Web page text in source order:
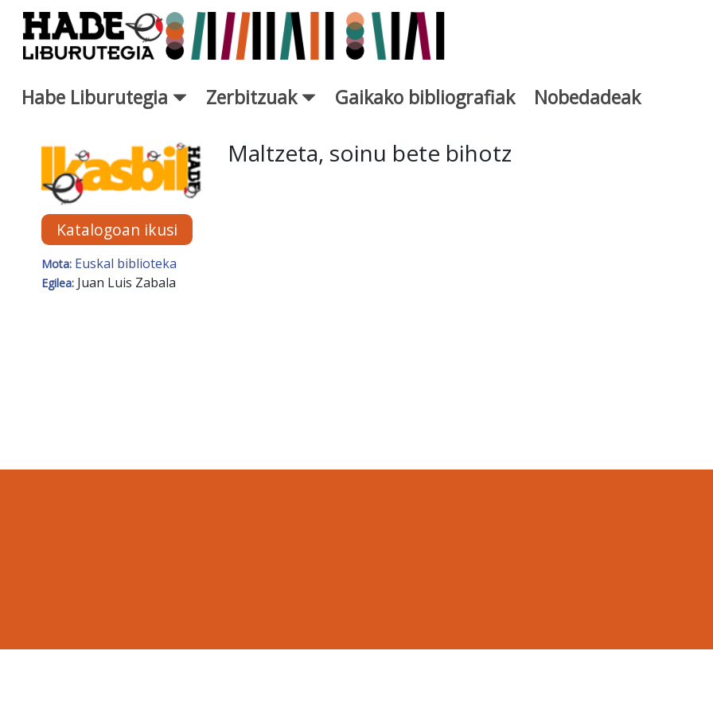
Eduki nagusira joan
Habe Liburutegia Zerbitzuak Gaikako bibliografiak Nobedadeak
Eskuratu berriak Fitxa - Liburutegia
Katalogoan ikusi
Mota: Euskal biblioteka
Egilea: Juan Luis Zabala
Maltzeta, soinu bete bihotz